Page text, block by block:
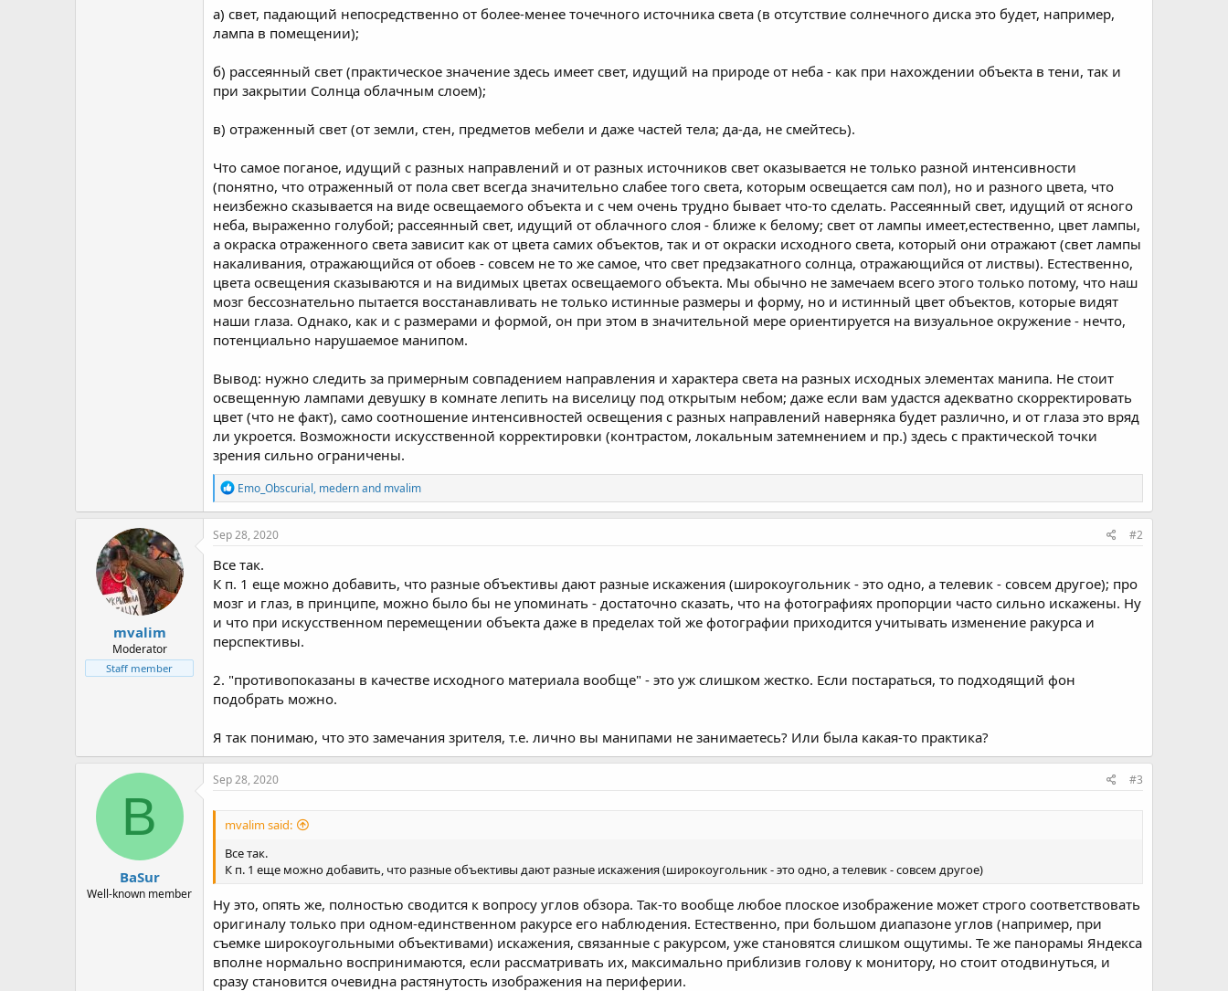
а) свет, падающий непосредственно от более-менее точечного источника света (в отсутствие солнечного диска это будет, например,
лампа в помещении);
б) рассеянный свет (практическое значение здесь имеет свет, идущий на природе от неба - как при нахождении объекта в тени, так и
при закрытии Солнца облачным слоем);
в) отраженный свет (от земли, стен, предметов мебели и даже частей тела; да-да, не смейтесь).
Что самое поганое, идущий с разных направлений и от разных источников свет оказывается не только разной интенсивности
(понятно, что отраженный от пола свет всегда значительно слабее того света, которым освещается сам пол), но и разного цвета, что
неизбежно сказывается на виде освещаемого объекта и с чем очень трудно бывает что-то сделать. Рассеянный свет, идущий от ясного
неба, выраженно голубой; рассеянный свет, идущий от облачного слоя - ближе к белому; свет от лампы имеет,естественно, цвет лампы,
а окраска отраженного света зависит как от цвета самих объектов, так и от окраски исходного света, который они отражают (свет лампы
накаливания, отражающийся от обоев - совсем не то же самое, что свет предзакатного солнца, отражающийся от листвы). Естественно,
цвета освещения сказываются и на видимых цветах освещаемого объекта. Мы обычно не замечаем всего этого только потому, что наш
мозг бессознательно пытается восстанавливать не только истинные размеры и форму, но и истинный цвет объектов, которые видят
наши глаза. Однако, как и с размерами и формой, он при этом в значительной мере ориентируется на визуальное окружение - нечто,
потенциально нарушаемое манипом.
Вывод: нужно следить за примерным совпадением направления и характера света на разных исходных элементах манипа. Не стоит
освещенную лампами девушку в комнате лепить на виселицу под открытым небом; даже если вам удастся адекватно скорректировать
цвет (что не факт), само соотношение интенсивностей освещения с разных направлений наверняка будет различно, и от глаза это вряд
ли укроется. Возможности искусственной корректировки (контрастом, локальным затемнением и пр.) здесь с практической точки
зрения сильно ограничены.
R
e
a
c
o
s
:
Emo_Obscurial, medernand mvalim
mvalim
Moderator
Staff member
Sep 28, 2020 #2
Все так.
К п. 1 еще можно добавить, что разные объективы дают разные искажения (широкоугольник - это одно, а телевик - совсем другое); про
мозг и глаз, в принципе, можно было бы не упоминать - достаточно сказать, что на фотографиях пропорции часто сильно искажены. Ну
и что при искусственном перемещении объекта даже в пределах той же фотографии приходится учитывать изменение ракурса и
перспективы.
2. "противопоказаны в качестве исходного материала вообще" - это уж слишком жестко. Если постараться, то подходящий фон
подобрать можно.
Я так понимаю, что это замечания зрителя, т.е. лично вы манипами не занимаетесь? Или была какая-то практика?
B
BaSur
Well-known member
Sep 28, 2020 #3
mvalim said:
Все так.
К п. 1 еще можно добавить, что разные объективы дают разные искажения (широкоугольник - это одно, а телевик - совсем другое)
Ну это, опять же, полностью сводится к вопросу углов обзора. Так-то вообще любое плоское изображение может строго соответствовать
оригиналу только при одном-единственном ракурсе его наблюдения. Естественно, при большом диапазоне углов (например, при
съемке широкоугольными объективами) искажения, связанные с ракурсом, уже становятся слишком ощутимы. Те же панорамы Яндекса
вполне нормально воспринимаются, если рассматривать их, максимально приблизив голову к монитору, но стоит отодвинуться, и
сразу становится очевидна растянутость изображения на периферии.